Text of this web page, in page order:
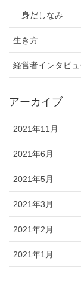
身だしなみ
生き方
経営者インタビュ
アーカイブ
2021年11月
2021年6月
2021年5月
2021年3月
2021年2月
2021年1月